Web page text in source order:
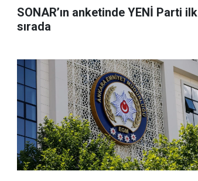
SONAR’ın anketinde YENİ Parti ilk
sırada